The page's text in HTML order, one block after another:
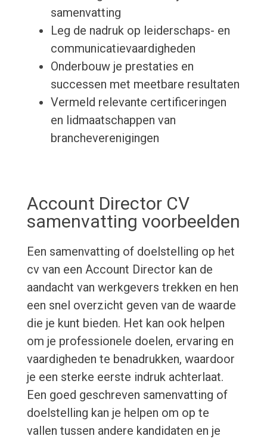
samenvatting
Leg de nadruk op leiderschaps- en
communicatievaardigheden
Onderbouw je prestaties en
successen met meetbare resultaten
Vermeld relevante certificeringen
en lidmaatschappen van
brancheverenigingen
Account Director CV
samenvatting voorbeelden
Een samenvatting of doelstelling op het
cv van een Account Director kan de
aandacht van werkgevers trekken en hen
een snel overzicht geven van de waarde
die je kunt bieden. Het kan ook helpen
om je professionele doelen, ervaring en
vaardigheden te benadrukken, waardoor
je een sterke eerste indruk achterlaat.
Een goed geschreven samenvatting of
doelstelling kan je helpen om op te
vallen tussen andere kandidaten en je